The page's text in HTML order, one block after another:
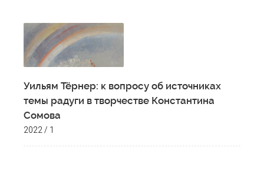
Уильям Тёрнер: к вопросу об источниках
темы радуги в творчестве Константина
Сомова
2022 / 1